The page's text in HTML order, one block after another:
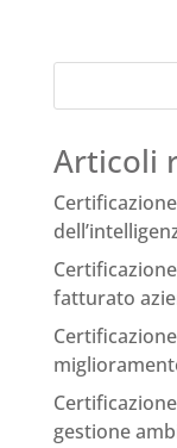
Articoli
fatturato
gestione